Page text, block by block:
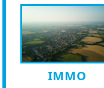
IMMO